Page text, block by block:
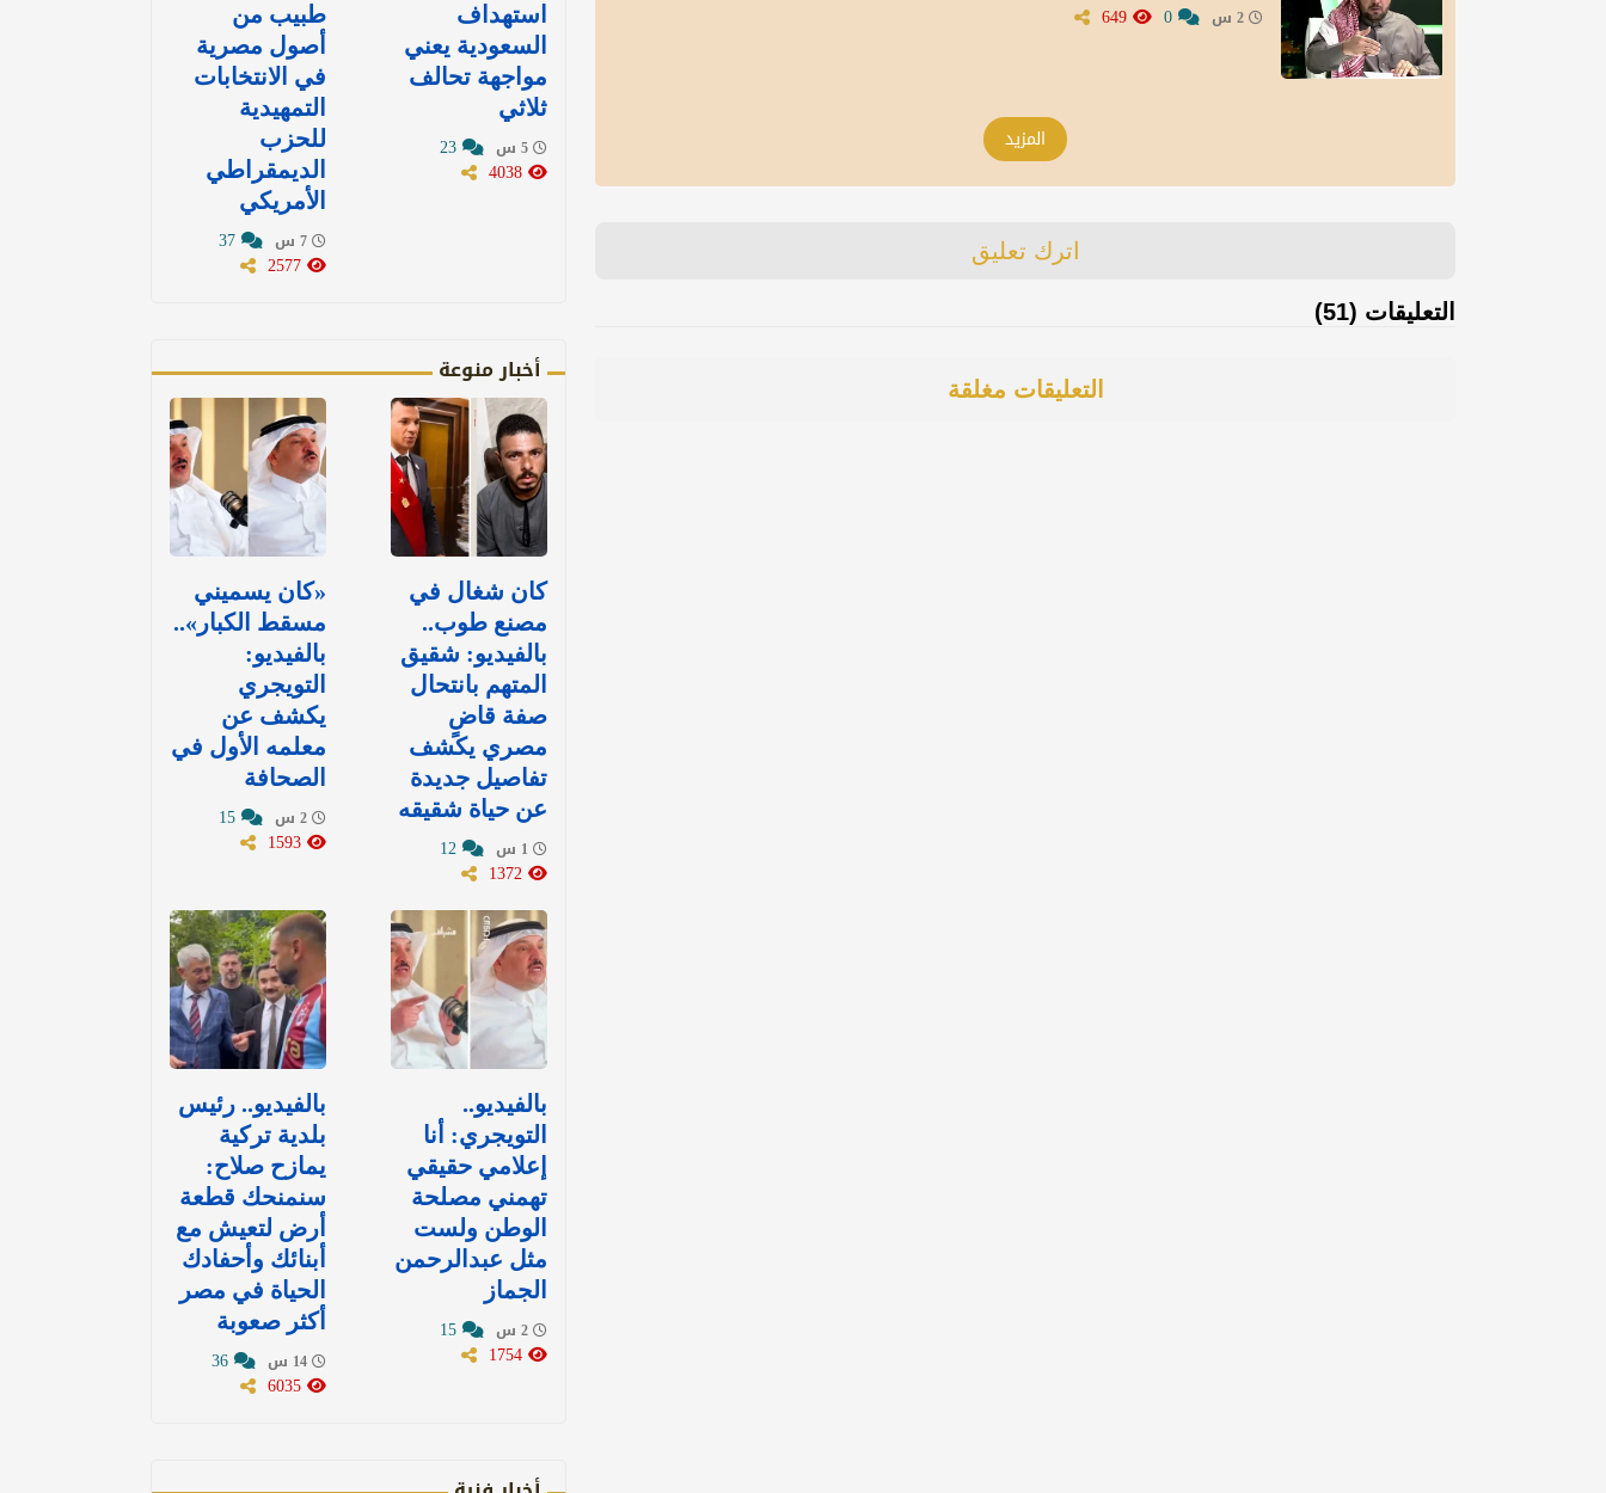
المزيد
اترك تعليق
التعليقات (51)
التعليقات مغلقة
استهداف
السعودية يعني
مواجهة تحالف
ثلاثي
طبيب من
أصول مصرية
في الانتخابات
التمهيدية
للحزب
الديمقراطي
الأمريكي
أخبار منوعة
كان شغال في
مصنع طوب..
بالفيديو: شقيق
المتهم بانتحال
صفة قاضٍ
مصري يكشف
تفاصيل جديدة
عن حياة شقيقه
«كان يسميني
مسقط الكبار»..
بالفيديو:
التويجري
يكشف عن
معلمه الأول في
الصحافة
بالفيديو..
التويجري: أنا
إعلامي حقيقي
تهمني مصلحة
الوطن ولست
مثل عبدالرحمن
الجماز
بالفيديو.. رئيس
بلدية تركية
يمازح صلاح:
سنمنحك قطعة
أرض لتعيش مع
أبنائك وأحفادك
الحياة في مصر
أكثر صعوبة